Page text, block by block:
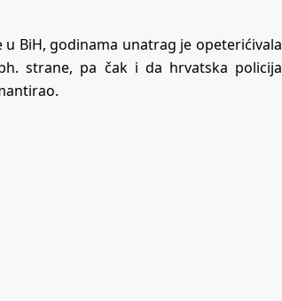
BiH, godinama unatrag je opeterićivala
strane, pa čak i da hrvatska policija